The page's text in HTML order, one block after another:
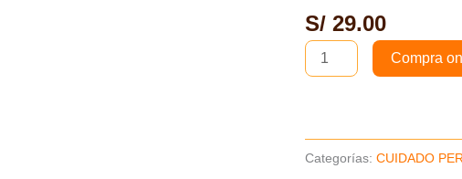
S/ 29.00
en
Spray
150ml
x2un
(B)
Compra
Categorías:CUIDADO